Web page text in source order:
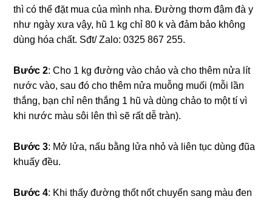
thì có thể đặt mua của mình nha. Đường thơm đậm đà y
như ngày xưa vậy, hũ 1 kg chỉ 80 k và đảm bảo không
dùng hóa chất. Sđt/ Zalo: 0325 867 255.
Bước 2: Cho 1 kg đường vào chảo và cho thêm nửa lít
nước vào, sau đó cho thêm nửa muỗng muối (mỗi lần
thắng, bạn chỉ nên thắng 1 hũ và dùng chảo to một tí vì
khi nước màu sôi lên thì sẽ rất dễ tràn).
Bước 3: Mở lửa, nấu bằng lửa nhỏ và liên tục dùng đũa
khuấy đều.
Bước 4: Khi thấy đường thốt nốt chuyển sang màu đen